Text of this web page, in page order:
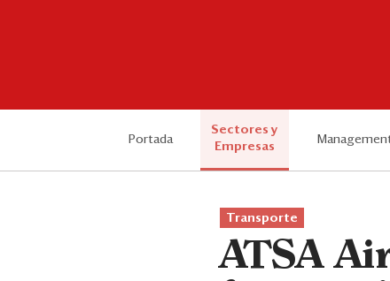
Portada
Sectores y
Empresas
Transporte
ATSA